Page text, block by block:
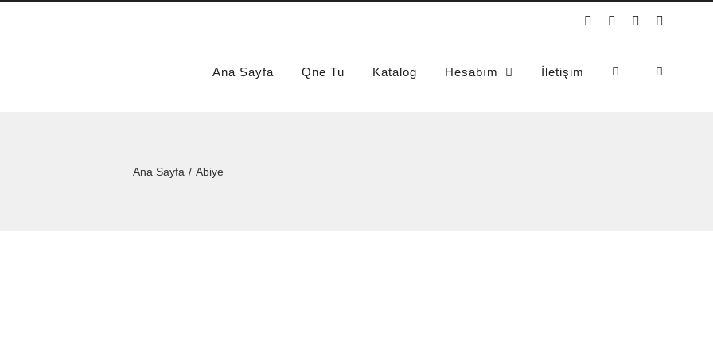
InstagramYouTubeWhatsApp
Ana Sayfa Qne Tu Katalog Hesabım İletişim
Ana Sayfa Abiye